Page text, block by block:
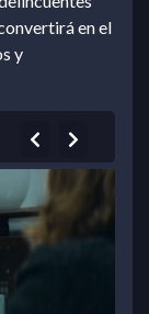
en el
y
Previous